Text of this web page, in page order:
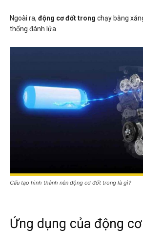
Ngoài ra, động cơ đốt trong chạy bằng
thống đánh lửa.
Cấu tạo hình thành nên động cơ đốt trong là gì?
Ứng dụng của động